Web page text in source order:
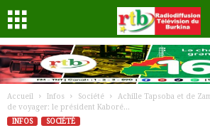
Accueil Infos Société
Achille Tapsoba et de
de voyager: le président Kaboré...
INFOS
SOCIÉTÉ